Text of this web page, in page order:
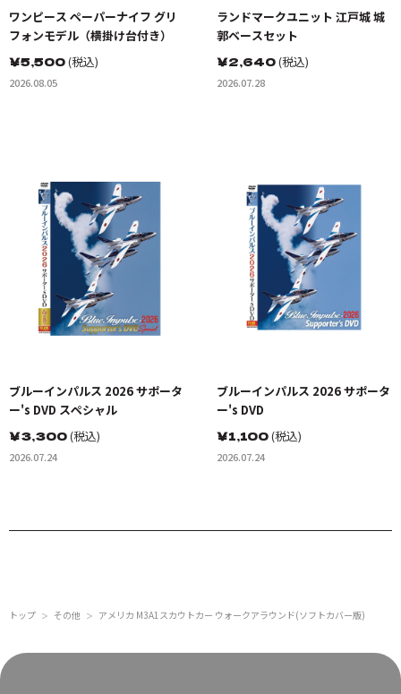
ワンピース ペーパーナイフ グリ
フォンモデル（横掛け台付き）
￥5,500(税込)
2026.08.05
ランドマークユニット 江戸城 城
郭ベースセット
￥2,640(税込)
2026.07.28
ブルーインパルス 2026 サポータ
ー's DVD スペシャル
￥3,300(税込)
2026.07.24
ブルーインパルス 2026 サポータ
ー's DVD
￥1,100(税込)
2026.07.24
トップ ＞ その他 ＞ アメリカ M3A1スカウトカー ウォークアラウンド(ソフトカバー版)